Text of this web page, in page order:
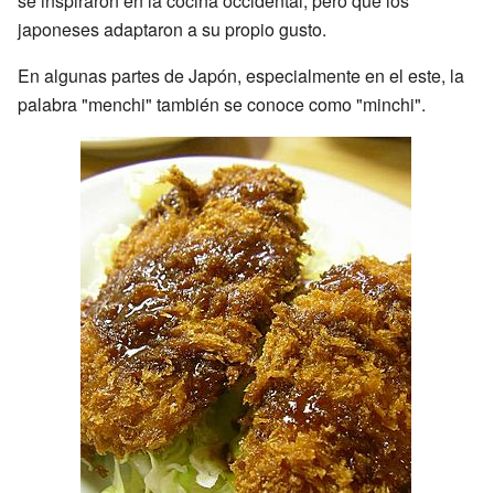
japoneses adaptaron a su propio gusto.
En algunas partes de Japón, especialmente en el este, la
palabra "menchi" también se conoce como "minchi".